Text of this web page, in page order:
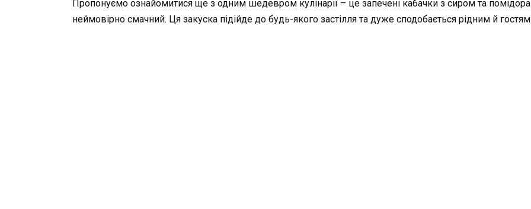
Пропонуємо ознайомитися ще з одним шедевром кулінарії – це запечені кабачки з сиром та
неймовірно смачний. Ця закуска підійде до будь-якого застілля та дуже сподобається рідним й гостям.